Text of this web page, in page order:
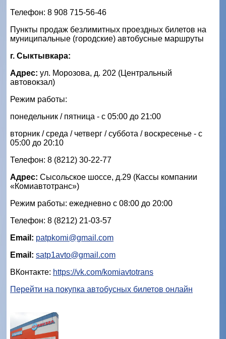
Телефон: 8 908 715-56-46
Пункты продаж безлимитных проездных билетов на
муниципальные (городские) автобусные маршруты
г. Сыктывкара:
Адрес: ул. Морозова, д. 202 (Центральный
автовокзал)
Режим работы:
понедельник / пятница - с 05:00 до 21:00
вторник / среда / четверг / суббота / воскресенье - с
05:00 до 20:10
Телефон: 8 (8212) 30-22-77
Адрес: Сысольское шоссе, д.29 (Кассы компании
«Комиавтотранс»)
Режим работы: ежедневно с 08:00 до 20:00
Телефон: 8 (8212) 21-03-57
Email: patpkomi@gmail.com
Email: satp1avto@gmail.com
ВКонтакте: https://vk.com/komiavtotrans
Перейти на покупка автобусных билетов онлайн